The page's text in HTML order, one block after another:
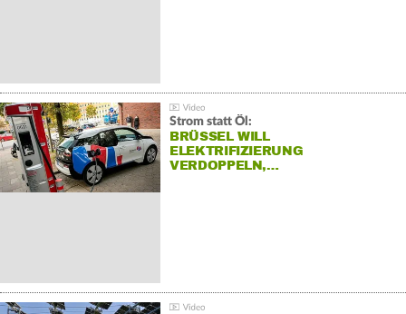
Strom statt Öl:
BRÜSSEL WILL
ELEKTRIFIZIERUNG
VERDOPPELN,…